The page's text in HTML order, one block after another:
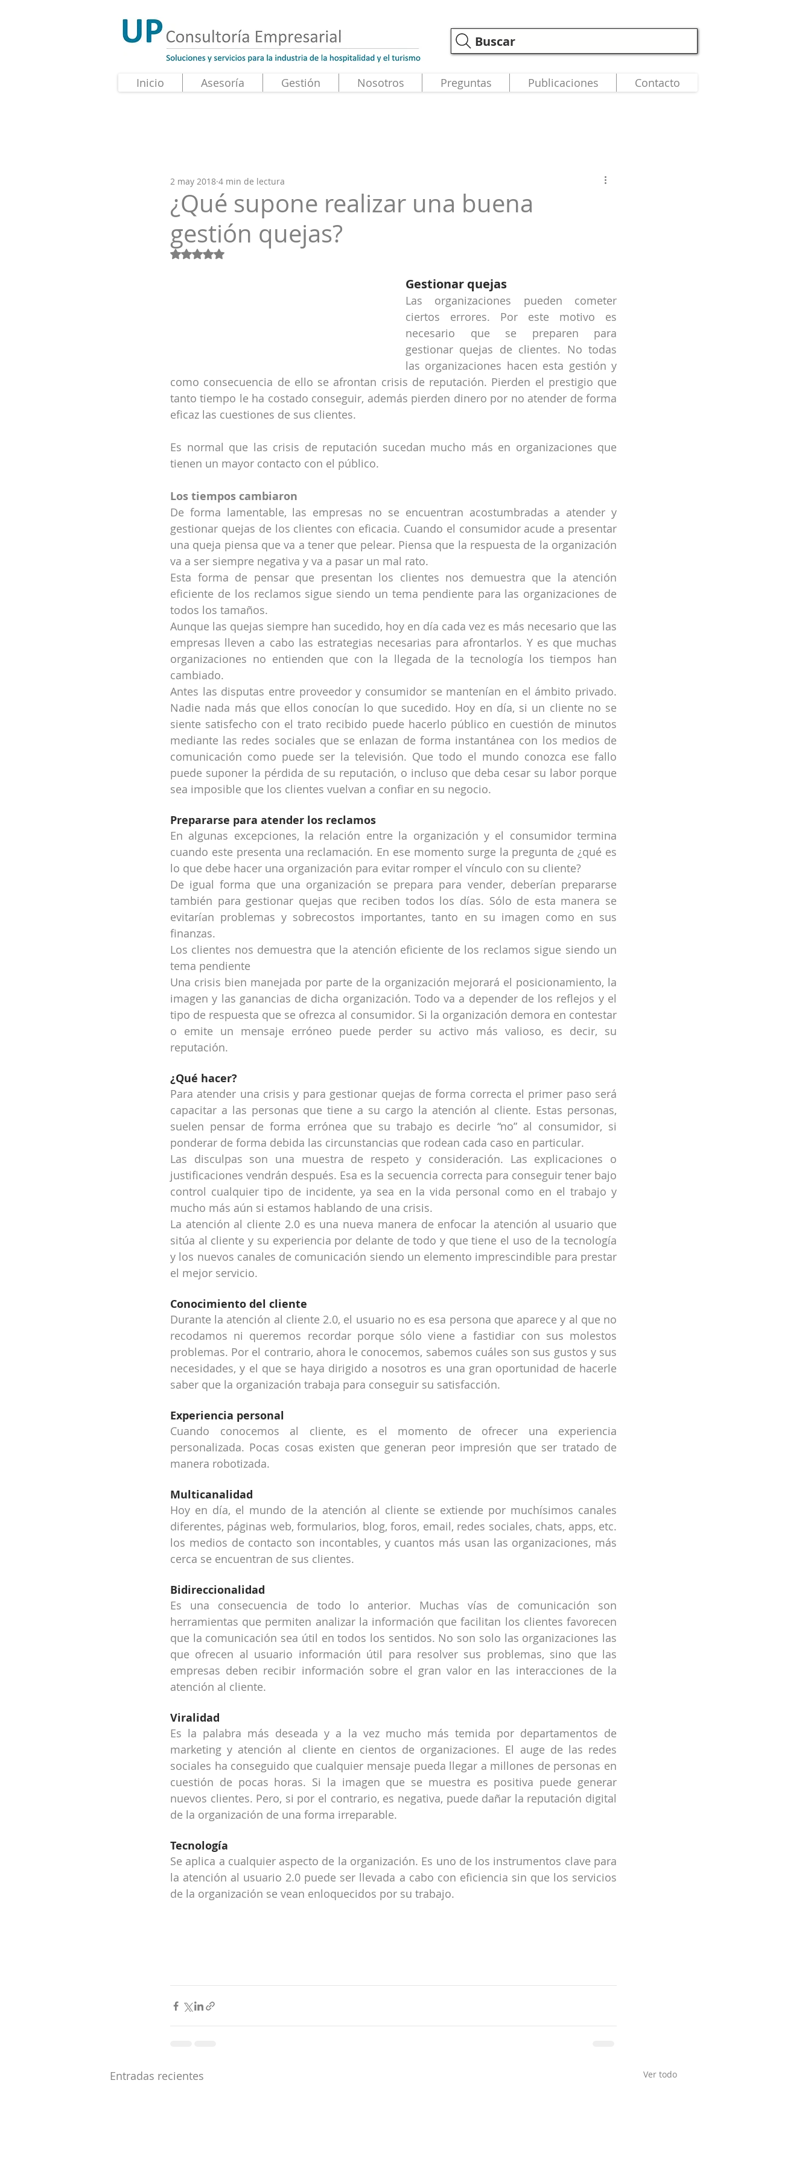
Buscar
Inicio Asesoría Gestión Nosotros Preguntas Publicaciones Contacto
¿Qué supone realizar una buena
gestión quejas?
2 may 2018 4 min de lectura
Obtuvo NaN de 5 estrellas.
Gestionar quejas
Las organizaciones pueden cometer
ciertos errores. Por este motivo es
necesario que se preparen para
gestionar quejas de clientes. No todas
las organizaciones hacen esta gestión y
como consecuencia de ello se afrontan crisis de reputación. Pierden el prestigio que
tanto tiempo le ha costado conseguir, además pierden dinero por no atender de forma
eficaz las cuestiones de sus clientes.
Es normal que las crisis de reputación sucedan mucho más en organizaciones que
tienen un mayor contacto con el público.
Los tiempos cambiaron
De forma lamentable, las empresas no se encuentran acostumbradas a atender y
gestionar quejas de los clientes con eficacia. Cuando el consumidor acude a presentar
una queja piensa que va a tener que pelear. Piensa que la respuesta de la organización
va a ser siempre negativa y va a pasar un mal rato.
Esta forma de pensar que presentan los clientes nos demuestra que la atención
eficiente de los reclamos sigue siendo un tema pendiente para las organizaciones de
todos los tamaños.
Aunque las quejas siempre han sucedido, hoy en día cada vez es más necesario que las
empresas lleven a cabo las estrategias necesarias para afrontarlos. Y es que muchas
organizaciones no entienden que con la llegada de la tecnología los tiempos han
cambiado.
Antes las disputas entre proveedor y consumidor se mantenían en el ámbito privado.
Nadie nada más que ellos conocían lo que sucedido. Hoy en día, si un cliente no se
siente satisfecho con el trato recibido puede hacerlo público en cuestión de minutos
mediante las redes sociales que se enlazan de forma instantánea con los medios de
comunicación como puede ser la televisión. Que todo el mundo conozca ese fallo
puede suponer la pérdida de su reputación, o incluso que deba cesar su labor porque
sea imposible que los clientes vuelvan a confiar en su negocio.
Prepararse para atender los reclamos
En algunas excepciones, la relación entre la organización y el consumidor termina
cuando este presenta una reclamación. En ese momento surge la pregunta de ¿qué es
lo que debe hacer una organización para evitar romper el vínculo con su cliente?
De igual forma que una organización se prepara para vender, deberían prepararse
también para gestionar quejas que reciben todos los días. Sólo de esta manera se
evitarían problemas y sobrecostos importantes, tanto en su imagen como en sus
finanzas.
Los clientes nos demuestra que la atención eficiente de los reclamos sigue siendo un
tema pendiente
Una crisis bien manejada por parte de la organización mejorará el posicionamiento, la
imagen y las ganancias de dicha organización. Todo va a depender de los reflejos y el
tipo de respuesta que se ofrezca al consumidor. Si la organización demora en contestar
o emite un mensaje erróneo puede perder su activo más valioso, es decir, su
reputación.
¿Qué hacer?
Para atender una crisis y para gestionar quejas de forma correcta el primer paso será
capacitar a las personas que tiene a su cargo la atención al cliente. Estas personas,
suelen pensar de forma errónea que su trabajo es decirle “no” al consumidor, si
ponderar de forma debida las circunstancias que rodean cada caso en particular.
Las disculpas son una muestra de respeto y consideración. Las explicaciones o
justificaciones vendrán después. Esa es la secuencia correcta para conseguir tener bajo
control cualquier tipo de incidente, ya sea en la vida personal como en el trabajo y
mucho más aún si estamos hablando de una crisis.
La atención al cliente 2.0 es una nueva manera de enfocar la atención al usuario que
sitúa al cliente y su experiencia por delante de todo y que tiene el uso de la tecnología
y los nuevos canales de comunicación siendo un elemento imprescindible para prestar
el mejor servicio.
Conocimiento del cliente
Durante la atención al cliente 2.0, el usuario no es esa persona que aparece y al que no
recodamos ni queremos recordar porque sólo viene a fastidiar con sus molestos
problemas. Por el contrario, ahora le conocemos, sabemos cuáles son sus gustos y sus
necesidades, y el que se haya dirigido a nosotros es una gran oportunidad de hacerle
saber que la organización trabaja para conseguir su satisfacción.
Experiencia personal
Cuando conocemos al cliente, es el momento de ofrecer una experiencia
personalizada. Pocas cosas existen que generan peor impresión que ser tratado de
manera robotizada.
Multicanalidad
Hoy en día, el mundo de la atención al cliente se extiende por muchísimos canales
diferentes, páginas web, formularios, blog, foros, email, redes sociales, chats, apps, etc.
los medios de contacto son incontables, y cuantos más usan las organizaciones, más
cerca se encuentran de sus clientes.
Bidireccionalidad
Es una consecuencia de todo lo anterior. Muchas vías de comunicación son
herramientas que permiten analizar la información que facilitan los clientes favorecen
que la comunicación sea útil en todos los sentidos. No son solo las organizaciones las
que ofrecen al usuario información útil para resolver sus problemas, sino que las
empresas deben recibir información sobre el gran valor en las interacciones de la
atención al cliente.
Viralidad
Es la palabra más deseada y a la vez mucho más temida por departamentos de
marketing y atención al cliente en cientos de organizaciones. El auge de las redes
sociales ha conseguido que cualquier mensaje pueda llegar a millones de personas en
cuestión de pocas horas. Si la imagen que se muestra es positiva puede generar
nuevos clientes. Pero, si por el contrario, es negativa, puede dañar la reputación digital
de la organización de una forma irreparable.
Tecnología
Se aplica a cualquier aspecto de la organización. Es uno de los instrumentos clave para
la atención al usuario 2.0 puede ser llevada a cabo con eficiencia sin que los servicios
de la organización se vean enloquecidos por su trabajo.
Entradas recientes Ver todo